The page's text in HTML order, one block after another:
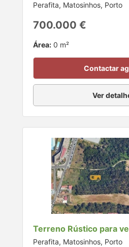
Perafita, Matosinhos, Porto
700.000 €
Área: 0 m²
Contactar
Ver
Terreno Rústico para
Perafita, Matosinhos, Porto